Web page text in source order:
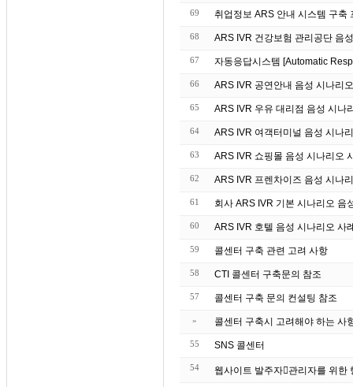
69 취업정보 ARS 안내 시스템 구축
68 ARS IVR 건강보험 관리공단 음
67 자동응답시스템 [Automatic
66 ARS IVR 공연안내 음성 시나리
65 ARS IVR 우유 대리점 음성 시나
64 ARS IVR 여객터미널 음성 시나
63 ARS IVR 쇼핑몰 음성 시나리오
62 ARS IVR 프렌차이즈 음성 시나
61 회사 ARS IVR 기본 시나리오 음
60 ARS IVR 호텔 음성 시나리오 사
59 콜센터 구축 관련 고려 사항
58 CTI 콜센터 구축문의 참조
57 콜센터 구축 문의 컨설팅 참조
» 콜센터 구축시 고려해야 하는 사
55 SNS 콜센터
54